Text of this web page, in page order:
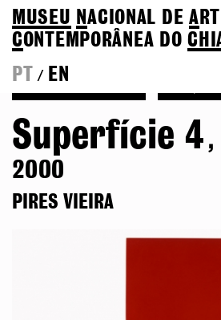
MUSEU NACIONAL DEA
CONTEMPORÂNEA DO
PT
/ EN
Superfície 4 ,
2000
PIRES VIEIRA